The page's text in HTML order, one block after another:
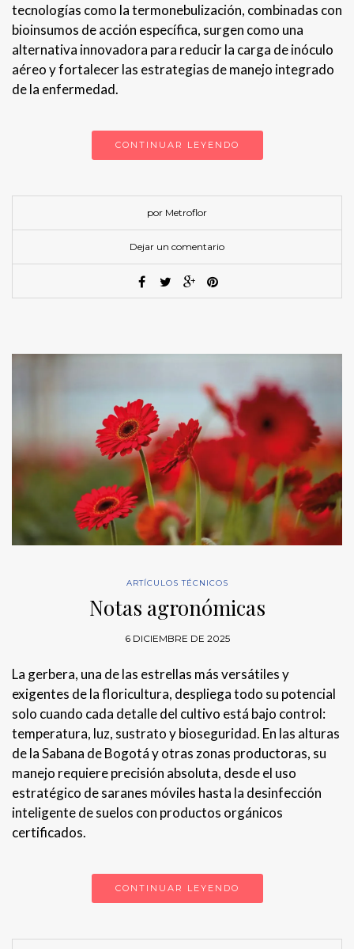
tecnologías como la termonebulización, combinadas con
bioinsumos de acción específica, surgen como una
alternativa innovadora para reducir la carga de inóculo
aéreo y fortalecer las estrategias de manejo integrado
de la enfermedad.
CONTINUAR LEYENDO
por Metroflor
Dejar un comentario
ARTÍCULOS TÉCNICOS
Notas agronómicas
6 DICIEMBRE DE 2025
La gerbera, una de las estrellas más versátiles y
exigentes de la floricultura, despliega todo su potencial
solo cuando cada detalle del cultivo está bajo control:
temperatura, luz, sustrato y bioseguridad. En las alturas
de la Sabana de Bogotá y otras zonas productoras, su
manejo requiere precisión absoluta, desde el uso
estratégico de saranes móviles hasta la desinfección
inteligente de suelos con productos orgánicos
certificados.
CONTINUAR LEYENDO